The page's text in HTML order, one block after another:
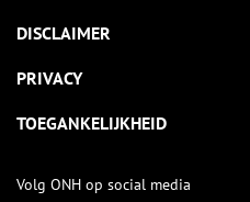
DISCLAIMER
PRIVACY
TOEGANKELIJKHEID
Volg ONH op social media